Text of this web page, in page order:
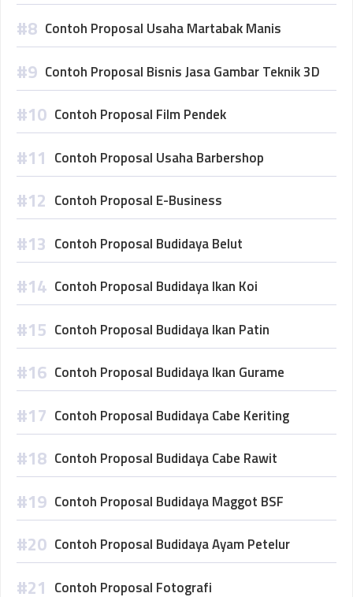
Contoh Proposal Usaha Martabak Manis
Contoh Proposal Bisnis Jasa Gambar Teknik 3D
Contoh Proposal Film Pendek
Contoh Proposal Usaha Barbershop
Contoh Proposal E-Business
Contoh Proposal Budidaya Belut
Contoh Proposal Budidaya Ikan Koi
Contoh Proposal Budidaya Ikan Patin
Contoh Proposal Budidaya Ikan Gurame
Contoh Proposal Budidaya Cabe Keriting
Contoh Proposal Budidaya Cabe Rawit
Contoh Proposal Budidaya Maggot BSF
Contoh Proposal Budidaya Ayam Petelur
Contoh Proposal Fotografi